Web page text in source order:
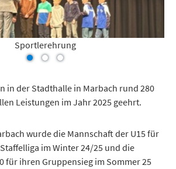
Sportlerehrung
in der Stadthalle in Marbach rund 280
Leistungen im Jahr 2025 geehrt.
wurde die Mannschaft der U15 für
im Winter 24/25 und die
für ihren Gruppensieg im Sommer 25